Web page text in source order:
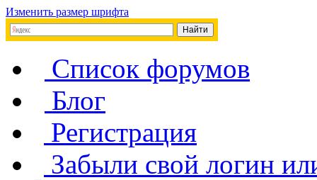
Изменить размер шрифта
Список форумов
Блог
Регистрация
Забыли свой логин